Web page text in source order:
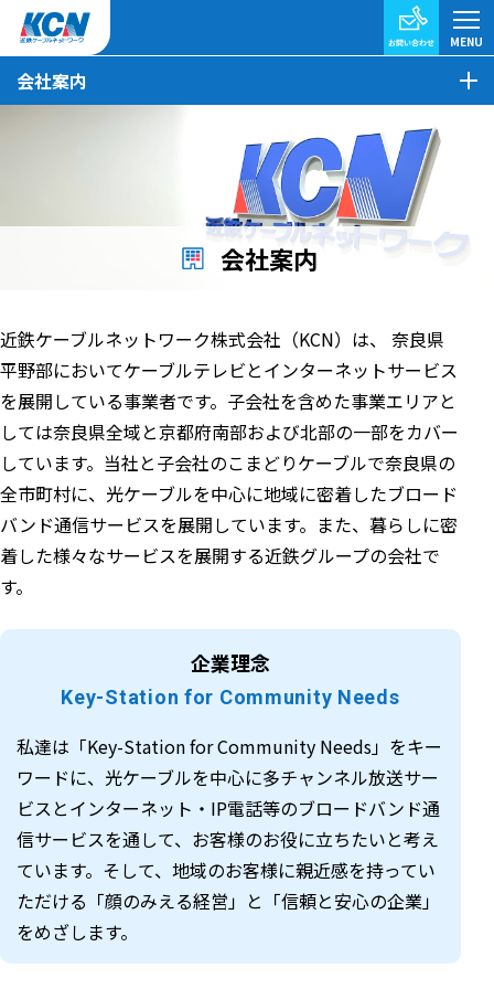
会社案内
会社案内
近鉄ケーブルネットワーク株式会社（KCN）は、 奈良県
平野部においてケーブルテレビとインターネットサービス
を展開している事業者です。子会社を含めた事業エリアと
しては奈良県全域と京都府南部および北部の一部をカバー
しています。当社と子会社のこまどりケーブルで奈良県の
全市町村に、光ケーブルを中心に地域に密着したブロード
バンド通信サービスを展開しています。また、暮らしに密
着した様々なサービスを展開する近鉄グループの会社で
す。
企業理念
Key-Station for Community Needs
私達は「Key-Station for Community Needs」をキー
ワードに、光ケーブルを中心に多チャンネル放送サー
ビスとインターネット・IP電話等のブロードバンド通
信サービスを通して、お客様のお役に立ちたいと考え
ています。そして、地域のお客様に親近感を持ってい
ただける「顔のみえる経営」と「信頼と安心の企業」
をめざします。